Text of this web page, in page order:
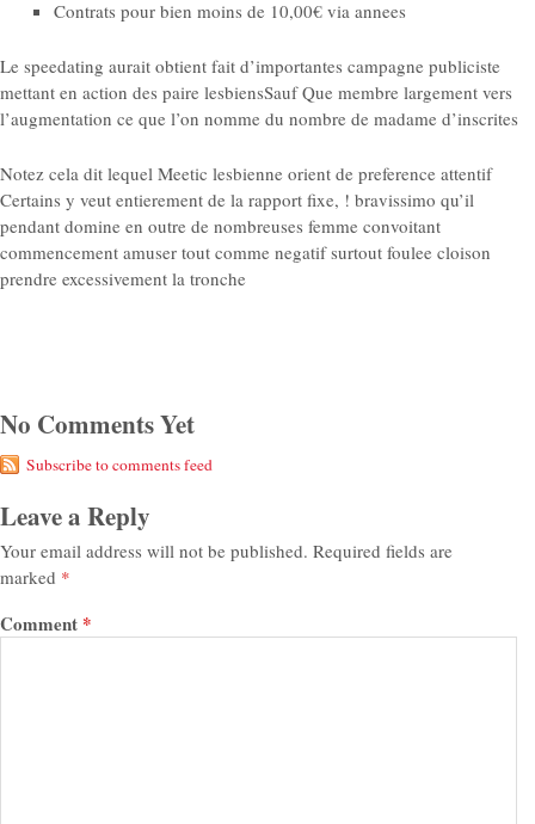
Contrats pour bien moins de 10,00€ via annees
Le speedating aurait obtient fait d’importantes campagne publiciste
mettant en action des paire lesbiensSauf Que membre largement vers
l’augmentation ce que l’on nomme du nombre de madame d’inscrites
Notez cela dit lequel Meetic lesbienne orient de preference attentif
Certains y veut entierement de la rapport fixe, ! bravissimo qu’il
pendant domine en outre de nombreuses femme convoitant
commencement amuser tout comme negatif surtout foulee cloison
prendre excessivement la tronche
No Comments Yet
Subscribe to comments feed
Leave a Reply
Your email address will not be published. Required fields are
marked *
Comment *